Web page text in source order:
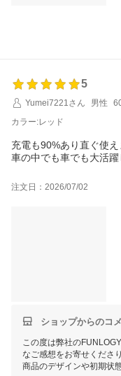
5
Yumei7221さん
男性
カラー:レッド
充電も90%あり直ぐ使え
車の中でも車でも大活躍
注文日：2026/07/02
ショップからのコ
この度は弊社の
なご感想をお寄せくださ
商品のデザインや初期状